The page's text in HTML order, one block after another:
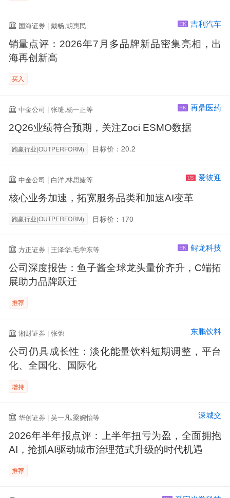
国海证券 | 戴畅,胡惠民 HK 吉利汽车
销量点评：2026年7月多品牌新品密集亮相，出
海再创新高
买入
中金公司 | 张琎,杨一正等 HK 再鼎医药
2Q26业绩符合预期，关注Zoci ESMO数据
跑赢行业(OUTPERFORM) 目标价：20.2
中金公司 | 白洋,林思婕等 US 爱彼迎
核心业务加速，拓宽服务品类和加速AI变革
跑赢行业(OUTPERFORM) 目标价：170
方正证券 | 王泽华,毛学东等 HK 鲟龙科技
公司深度报告：鱼子酱全球龙头量价齐升，C端拓
展助力品牌跃迁
推荐
湘财证券 | 张弛 东鹏饮料
公司仍具成长性：淡化能量饮料短期调整，平台
化、全国化、国际化
增持
华创证券 | 吴一凡,梁婉怡等 深城交
2026年半年报点评：上半年扭亏为盈，全面拥抱
AI，抢抓AI驱动城市治理范式升级的时代机遇
推荐